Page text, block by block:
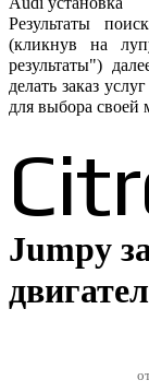
Результаты
(кликнув на
результаты")
делать заказ
для выбора своей
Jumpy